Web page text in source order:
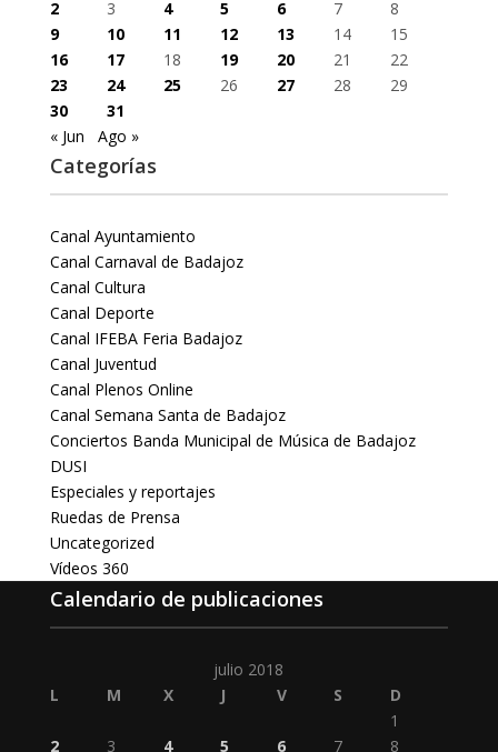
2 3 4 5 6 7
8
9
10 11 12 13 14
15
16
17 18 19 20 21
22
23
24 25 26 27 28
29
30
31
« Jun
Ago »
Categorías
Canal Ayuntamiento
Canal Carnaval de Badajoz
Canal Cultura
Canal Deporte
Canal IFEBA Feria Badajoz
Canal Juventud
Canal Plenos Online
Canal Semana Santa de Badajoz
Conciertos Banda Municipal de Música de Badajoz
DUSI
Especiales y reportajes
Ruedas de Prensa
Uncategorized
Vídeos 360
Calendario de publicaciones
julio 2018
L
M X J V S
D
1
2
3 4 5 6 7
8